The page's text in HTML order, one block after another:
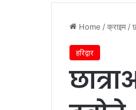
Home /क्राइम /
हरिद्वार